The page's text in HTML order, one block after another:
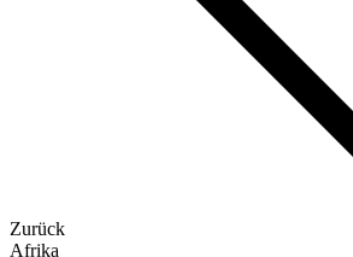
Zurück
Afrika